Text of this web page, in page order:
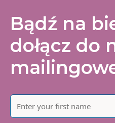
Bądź na
dołącz do